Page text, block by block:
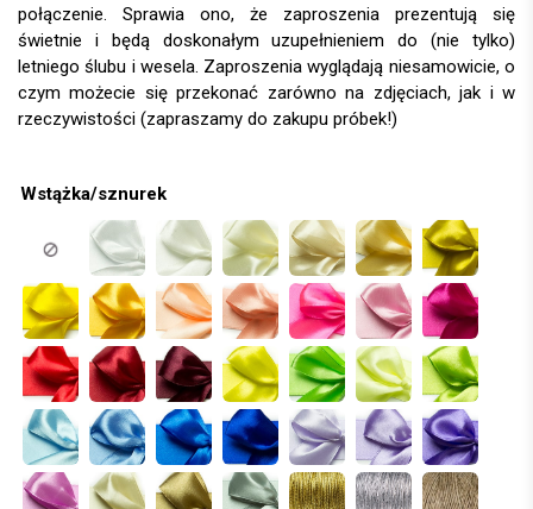
połączenie. Sprawia ono, że zaproszenia prezentują się
świetnie i będą doskonałym uzupełnieniem do (nie tylko)
letniego ślubu i wesela. Zaproszenia wyglądają niesamowicie, o
czym możecie się przekonać zarówno na zdjęciach, jak i w
rzeczywistości (zapraszamy do zakupu próbek!)
Wstążka/sznurek